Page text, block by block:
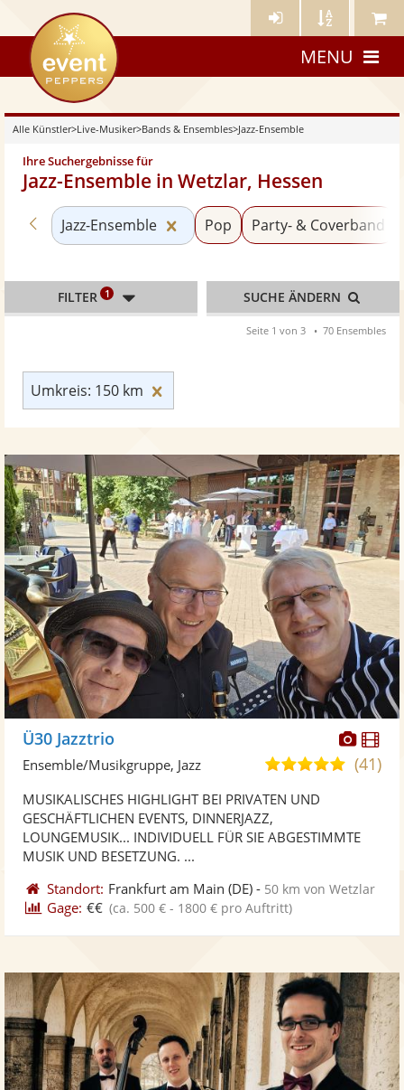
Künstler- Künstler Meine
eventpeppers
MENU
Alle Künstler>Live-Musiker>Bands & Ensembles>Jazz-Ensemble
Ihre Suchergebnisse für
Jazz-Ensemble in Wetzlar, Hessen
Zurück zu «Bands & Ensembles»
Jazz-Ensemble Kategorie «Jazz-Ensemble»
Pop Party- & Coverband
Umkreis: 150 km
FILTER 1 SUCHE ÄNDERN
Seite 1 von 3 70 Ensembles
Ü30 Jazztrio
4,9
Sternen
(41)
Ensemble/Musikgruppe, Jazz
MUSIKALISCHES HIGHLIGHT BEI PRIVATEN UND
GESCHÄFTLICHEN EVENTS, DINNERJAZZ,
LOUNGEMUSIK... INDIVIDUELL FÜR SIE ABGESTIMMTE
MUSIK UND BESETZUNG. ...
Standort: Frankfurt am Main (DE) - 50 km von Wetzlar
Gage: €€ (ca. 500 € - 1800 € pro Auftritt)